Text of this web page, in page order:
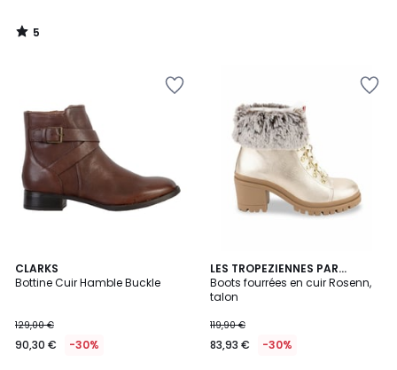
5
/
CLARKS
Bottine Cuir Hamble Buckle
129,00 €
90,30 € -30%
LES TROPEZIENNES PAR
M.BELARBI
Boots fourrées en cuir Rosenn,
talon
119,90 €
83,93 € -30%
5
/
5